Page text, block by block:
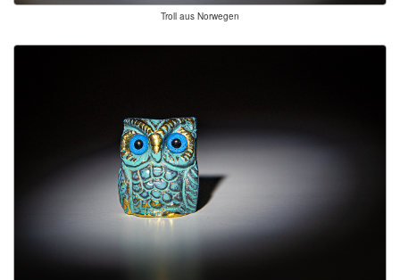
Troll aus Norwegen